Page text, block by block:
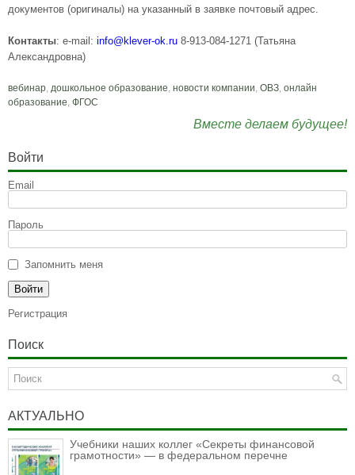
документов (оригиналы) на указанный в заявке почтовый адрес.
Контакты: e-mail: info@klever-ok.ru 8-913-084-1271 (Татьяна
Александровна)
вебинар, дошкольное образование, новости компании, ОВЗ, онлайн
образование, ФГОС
Вместе делаем будущее!
Войти
Email
Пароль
Запомнить меня
Регистрация
Поиск
АКТУАЛЬНО
Учебники наших коллег «Секреты финансовой
грамотности» — в федеральном перечне